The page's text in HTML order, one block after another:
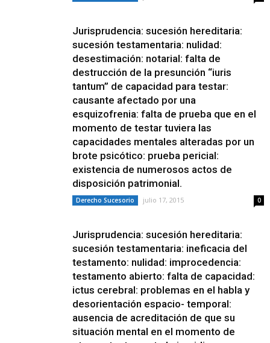
Jurisprudencia: sucesión hereditaria:
sucesión testamentaria: nulidad:
desestimación: notarial: falta de
destrucción de la presunción “iuris
tantum” de capacidad para testar:
causante afectado por una
esquizofrenia: falta de prueba que en el
momento de testar tuviera las
capacidades mentales alteradas por un
brote psicótico: prueba pericial:
existencia de numerosos actos de
disposición patrimonial.
Derecho Sucesorio julio 17, 2015 0
Jurisprudencia: sucesión hereditaria:
sucesión testamentaria: ineficacia del
testamento: nulidad: improcedencia:
testamento abierto: falta de capacidad:
ictus cerebral: problemas en el habla y
desorientación espacio- temporal:
ausencia de acreditación de que su
situación mental en el momento de